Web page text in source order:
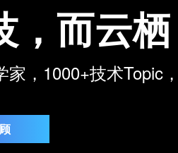
，而云栖
家，1000+技术Topic